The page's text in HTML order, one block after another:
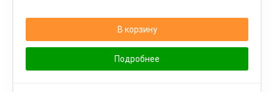
В корзину
Подробнее